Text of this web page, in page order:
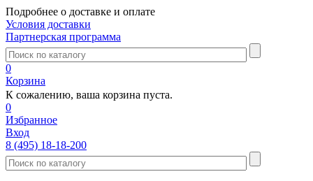
Подробнее о доставке и оплате
Условия доставки
Партнерская программа
0
Корзина
К сожалению, ваша корзина пуста.
0
Избранное
Вход
8 (495) 18-18-200